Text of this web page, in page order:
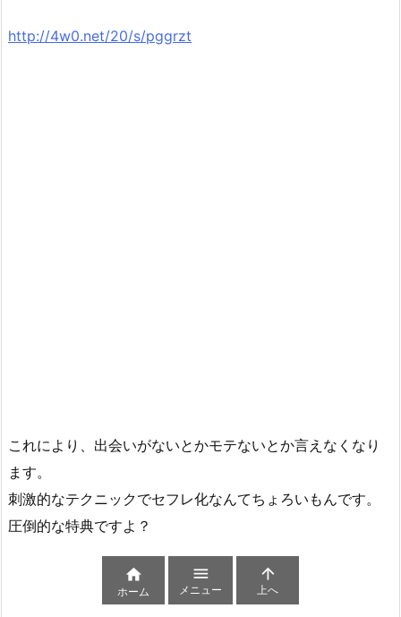
http://4w0.net/20/s/pggrzt
これにより、出会いがないとかモテないとか言えなくなり
ます。
刺激的なテクニックでセフレ化なんてちょろいもんです。
圧倒的な特典ですよ？

ホーム

メニュー

上へ